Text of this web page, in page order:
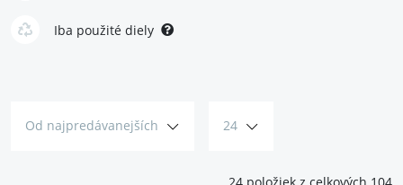
kúsky, v skvelej kvalite a za príjemnú cenu. Ak toho v zime príliš
Iba použité diely
Od najpredávanejších 24